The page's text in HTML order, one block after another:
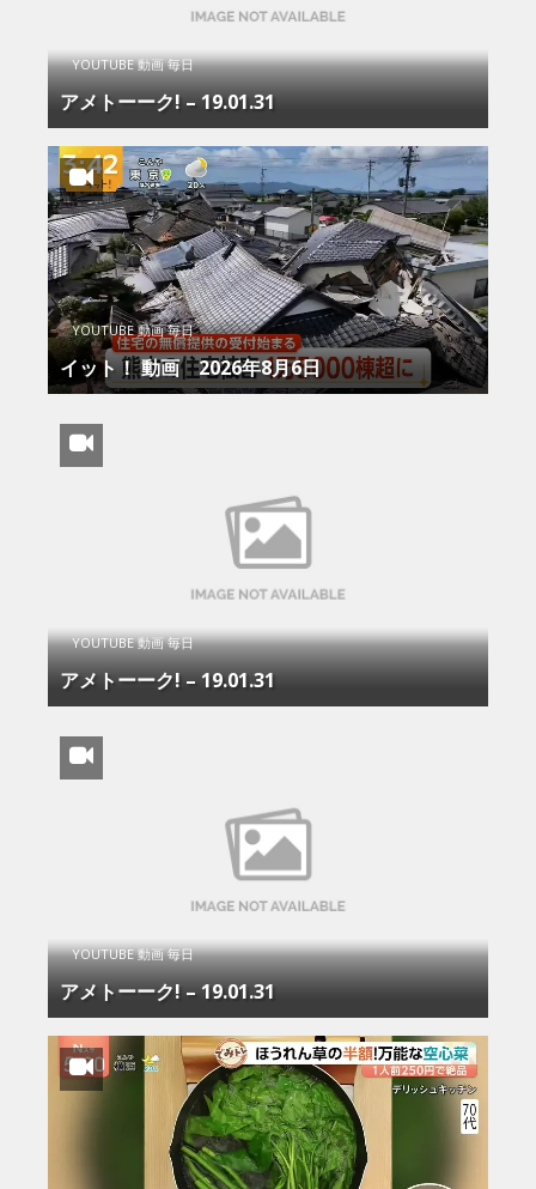
YOUTUBE 動画 毎日
アメトーーク! – 19.01.31
YOUTUBE 動画 毎日
イット！ 動画 2026年8月6日
YOUTUBE 動画 毎日
アメトーーク! – 19.01.31
YOUTUBE 動画 毎日
アメトーーク! – 19.01.31